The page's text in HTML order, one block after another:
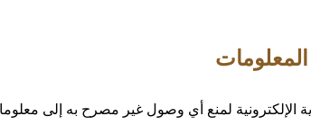
المعلومات
الإلكترونية لمنع أي وصول غير مصرح به إلى